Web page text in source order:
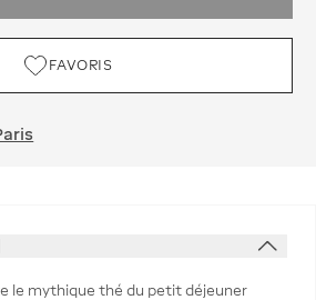
FAVORIS
le mythique thé du petit déjeuner